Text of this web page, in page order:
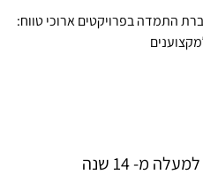
התמדה בפרויקטים ארוכי טווח:
מ- 14 שנה